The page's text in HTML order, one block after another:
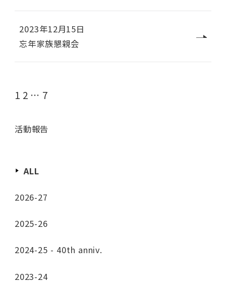
2023年12月15日
忘年家族懇親会
投稿のページ送り
1 2 … 7
活動報告
ALL
2026-27
2025-26
2024-25 - 40th anniv.
2023-24